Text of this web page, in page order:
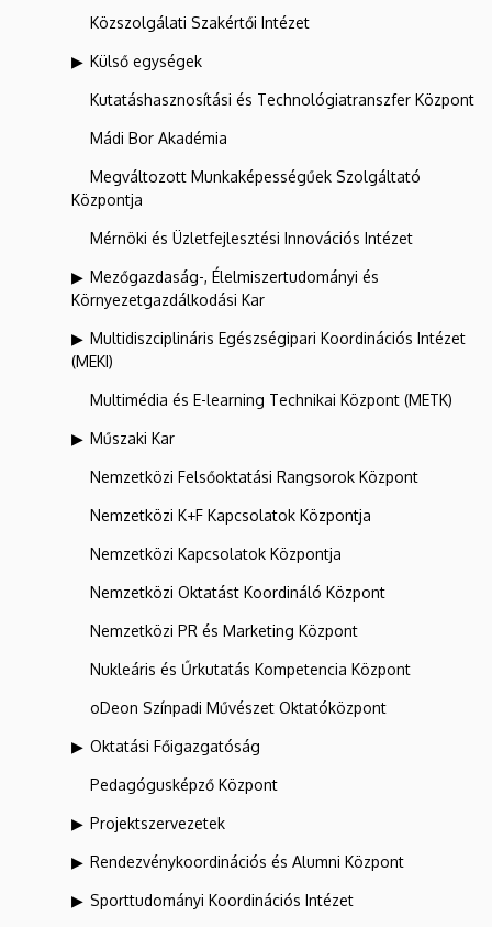
Közszolgálati Szakértői Intézet
Külső egységek
Kutatáshasznosítási és Technológiatranszfer Központ
Mádi Bor Akadémia
Megváltozott Munkaképességűek Szolgáltató
Központja
Mérnöki és Üzletfejlesztési Innovációs Intézet
Mezőgazdaság-, Élelmiszertudományi és
Környezetgazdálkodási Kar
Multidiszciplináris Egészségipari Koordinációs Intézet
(MEKI)
Multimédia és E-learning Technikai Központ (METK)
Műszaki Kar
Nemzetközi Felsőoktatási Rangsorok Központ
Nemzetközi K+F Kapcsolatok Központja
Nemzetközi Kapcsolatok Központja
Nemzetközi Oktatást Koordináló Központ
Nemzetközi PR és Marketing Központ
Nukleáris és Űrkutatás Kompetencia Központ
oDeon Színpadi Művészet Oktatóközpont
Oktatási Főigazgatóság
Pedagógusképző Központ
Projektszervezetek
Rendezvénykoordinációs és Alumni Központ
Sporttudományi Koordinációs Intézet